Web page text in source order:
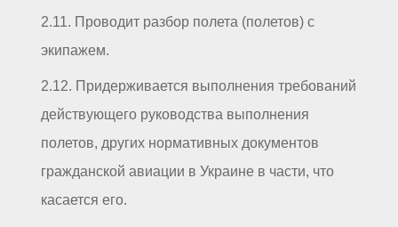
2.11. Проводит разбор полета (полетов) с
экипажем.
2.12. Придерживается выполнения требований
действующего руководства выполнения
полетов, других нормативных документов
гражданской авиации в Украине в части, что
касается его.